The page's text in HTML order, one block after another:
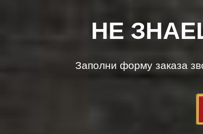
НЕ
Заполни форму заказа